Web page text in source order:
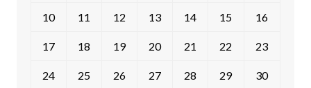
10 11 12 13 14 15 16
17 18 19 20 21 22 23
24 25 26 27 28 29 30